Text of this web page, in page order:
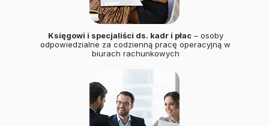
Księgowi i specjaliści ds. kadr i płac– osoby
odpowiedzialne za codzienną pracę operacyjną w
biurach rachunkowych